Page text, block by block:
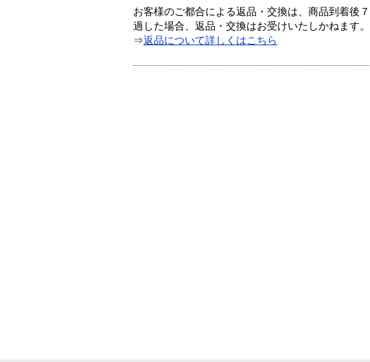
お客様のご都合による返品・交換は、商品到着後
過した場合、返品・交換はお受けいたしかねます。
⇒返品について詳しくはこちら